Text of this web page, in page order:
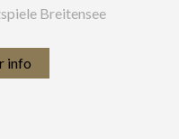
Breitensee
info